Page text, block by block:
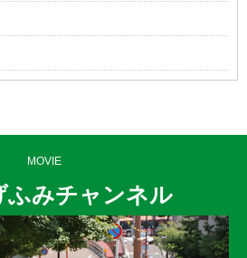
MOVIE
ふみチャンネル